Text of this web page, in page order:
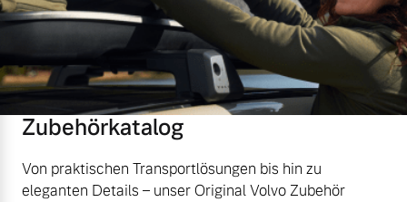
Zubehörkatalog
Von praktischen Transportlösungen bis hin zu
eleganten Details – unser Original Volvo Zubehör